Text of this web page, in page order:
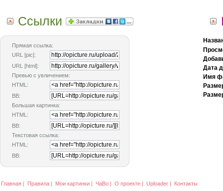
Ссылки
Прямая ссылка:
URL [pic]:
URL [html]:
Превью с увличением:
HTML:
BB:
Большая картинка:
HTML:
BB:
Текстовая ссылка:
HTML:
BB:
Дата
Имя
Главная | Правила | Мои картинки | ЧаВо | О проекте | Uploader | Контакты